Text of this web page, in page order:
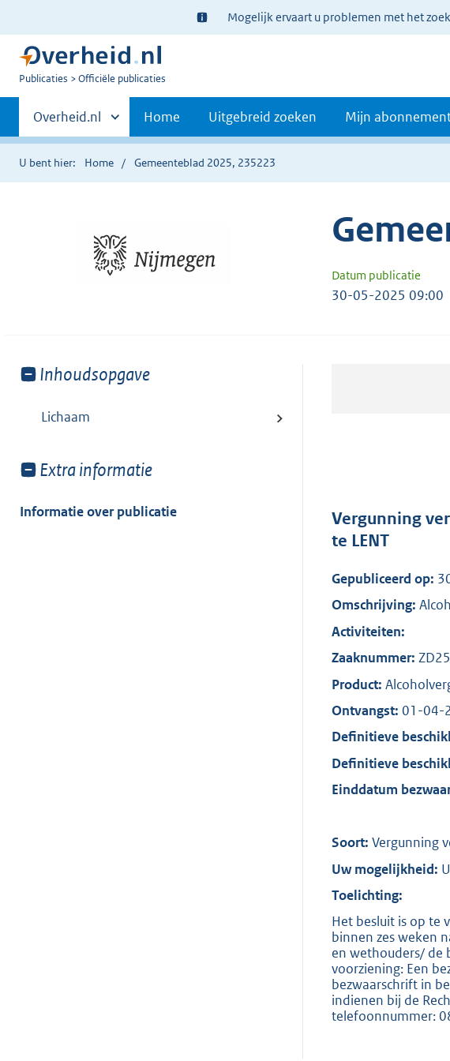
Ter
informatie:
Mogelijk ervaart u problemen met het
U
Publicaties Officiële publicaties
Primaire
navigatie
Andere
sites
binnen
Overheid.nl Home Uitgebreid zoeken Mijn
U bent hier: Home Gemeenteblad 2025, 235223
Datum publicatie
30-05-2025 09:00
Toon
van:
Inhoudsopgave
Lichaam
Toon
van:
Extra informatie
Informatie over publicatie
Vergunning
te LENT
Gepubliceerd op:
Omschrijving:
Activiteiten:
Zaaknummer:
Product:
Ontvangst: 01-04-
Definitieve
Definitieve
Einddatum
Soort: Vergunning
Uw mogelijkheid:
Toelichting:
Het besluit is op te
binnen zes weken
en wethouders/ de
voorziening: Een
bezwaarschrift in
indienen bij de
telefoonnummer: